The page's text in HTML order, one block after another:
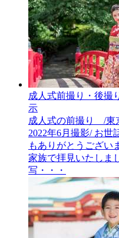
成人式前撮り・後撮
示
成人式の前撮り /東
2022年6月撮影/ お世
もありがとうござい
家族で拝見いたしま
写・・・